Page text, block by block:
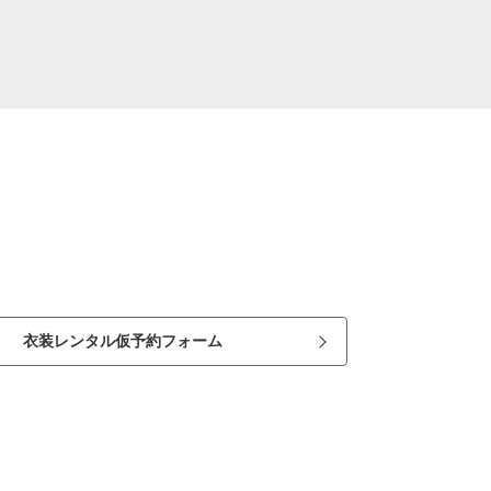
衣装レンタル仮予約フォーム